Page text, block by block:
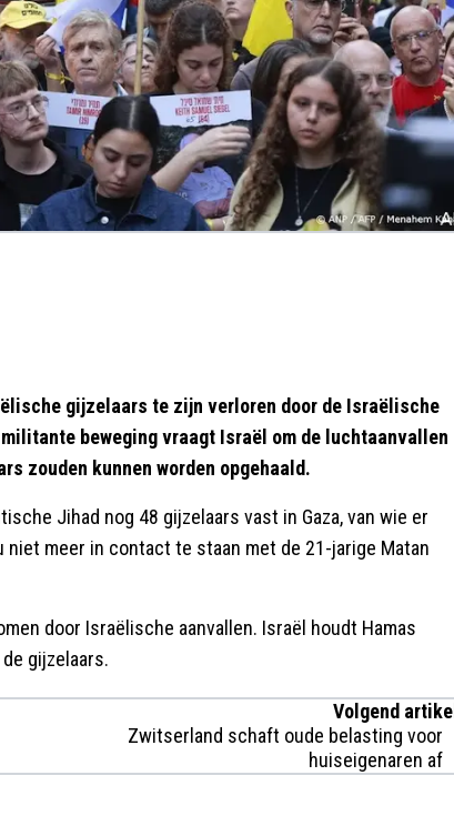
gijzelaars te zijn verloren door de Israëlische
beweging vraagt Israël om de luchtaanvallen
zouden kunnen worden opgehaald.
Jihad nog 48 gijzelaars vast in Gaza, van wie er
meer in contact te staan met de 21-jarige Matan
door Israëlische aanvallen. Israël houdt Hamas
gijzelaars.
Volgend artikel
Zwitserland schaft oude belasting voor
huiseigenaren af